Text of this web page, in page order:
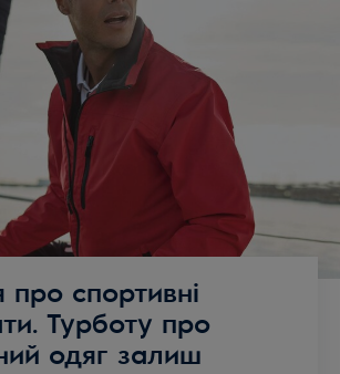
про спортивні
Турботу про
одяг залиш